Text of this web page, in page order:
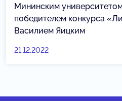
Мининским
победителем конкурса
Василием Яицким
21.12.2022